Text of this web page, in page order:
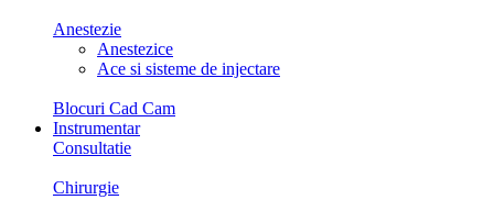
Anestezie
Anestezice
Ace si sisteme de injectare
Blocuri Cad Cam
Instrumentar
Consultatie
Chirurgie